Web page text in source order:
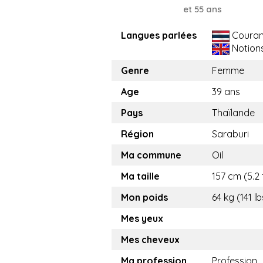
et 55 ans
Langues parlées
Genre
Femme
Age
39 ans
Pays
Thaïlande
Région
Saraburi
Ma commune
Oil
Ma taille
157 cm (5.2
Mon poids
64 kg (141
Mes yeux
Mes cheveux